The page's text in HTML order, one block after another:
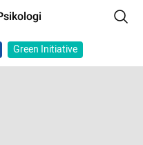
Green Initiative